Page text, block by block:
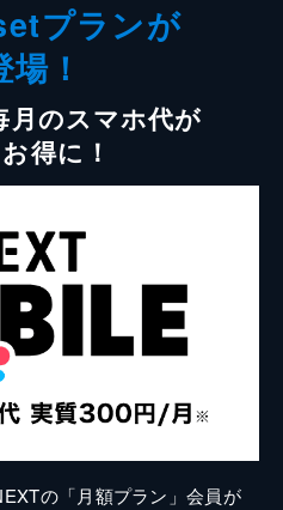
プランが
！
月のスマホ代が
得に！
の「月額プラン」会員が